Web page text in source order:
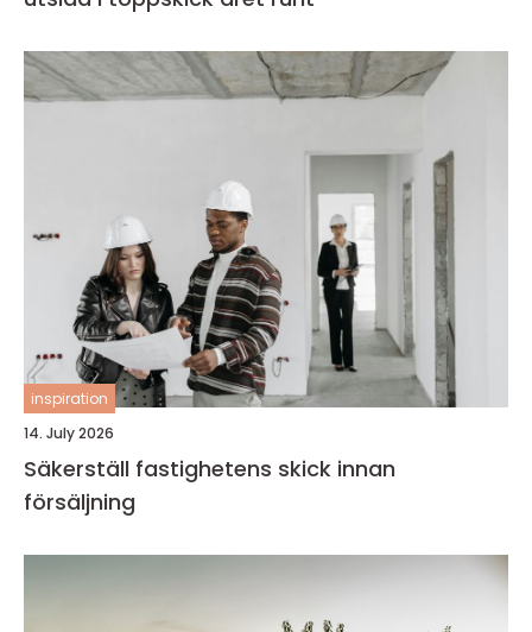
inspiration
14. July 2026
Säkerställ fastighetens skick innan
försäljning